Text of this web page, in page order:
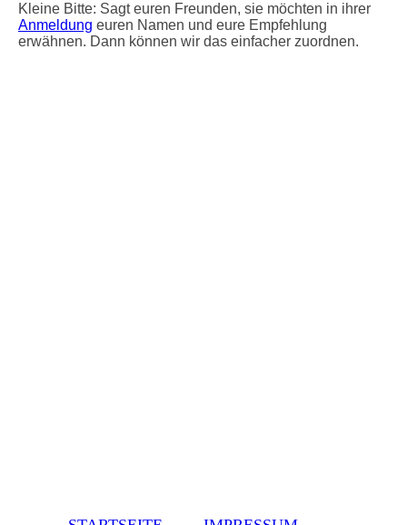
Kleine Bitte: Sagt euren Freunden, sie möchten in ihrer
Anmeldung euren Namen und eure Empfehlung
erwähnen. Dann können wir das einfacher zuordnen.